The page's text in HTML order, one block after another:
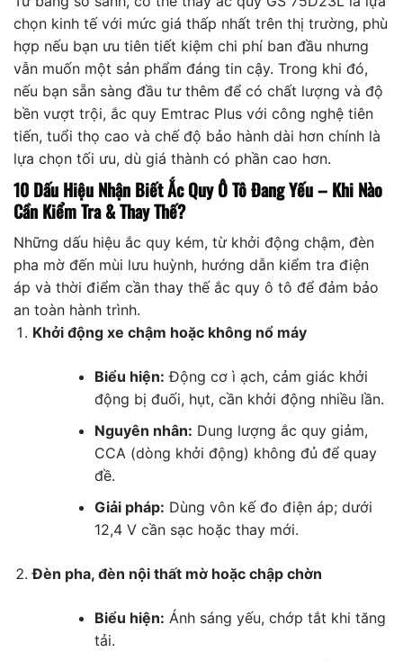
chọn kinh tế với mức giá thấp nhất trên thị trường, phù
hợp nếu bạn ưu tiên tiết kiệm chi phí ban đầu nhưng
vẫn muốn một sản phẩm đáng tin cậy. Trong khi đó,
nếu bạn sẵn sàng đầu tư thêm để có chất lượng và độ
bền vượt trội, ắc quy Emtrac Plus với công nghệ tiên
tiến, tuổi thọ cao và chế độ bảo hành dài hơn chính là
lựa chọn tối ưu, dù giá thành có phần cao hơn.
10 Dấu Hiệu Nhận Biết Ắc Quy Ô Tô Đang Yếu – Khi Nào
Cần Kiểm Tra & Thay Thế?
Những dấu hiệu ắc quy kém, từ khởi động chậm, đèn
pha mờ đến mùi lưu huỳnh, hướng dẫn kiểm tra điện
áp và thời điểm cần thay thế ắc quy ô tô để đảm bảo
an toàn hành trình.
Khởi động xe chậm hoặc không nổ máy
Biểu hiện: Động cơ ì ạch, cảm giác khởi
động bị đuối, hụt, cần khởi động nhiều lần.
Nguyên nhân: Dung lượng ắc quy giảm,
CCA (dòng khởi động) không đủ để quay
đề.
Giải pháp: Dùng vôn kế đo điện áp; dưới
12,4 V cần sạc hoặc thay mới.
Đèn pha, đèn nội thất mờ hoặc chập chờn
Biểu hiện: Ánh sáng yếu, chớp tắt khi tăng
tải.